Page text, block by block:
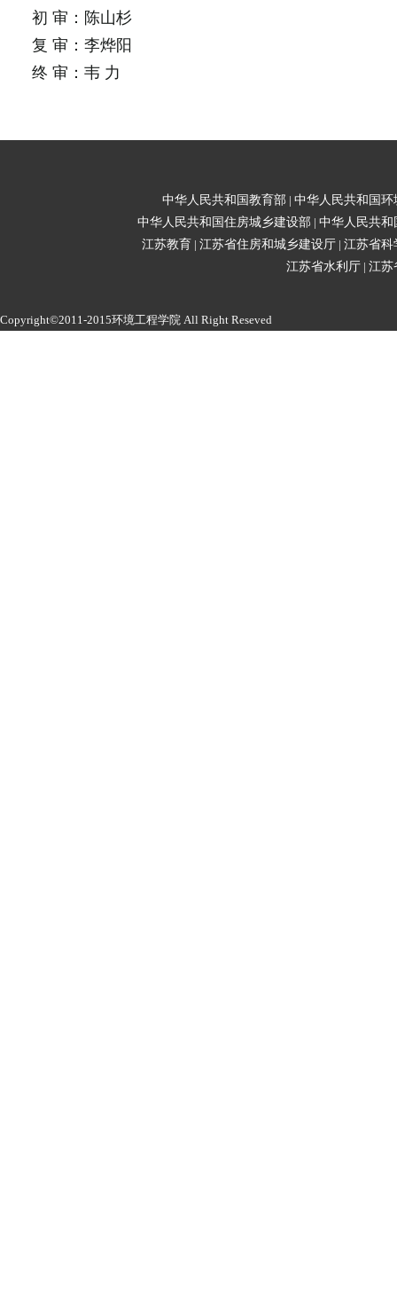
初 审：陈山杉
复 审：李烨阳
终 审：韦 力
中华人民共和国教育部 | 中华人民共和国环
中华人民共和国住房城乡建设部 | 中华人民共和
江苏教育 | 江苏省住房和城乡建设厅 | 江苏省科
江苏省水利厅 | 江苏
Copyright©2011-2015环境工程学院 All Right Reseved